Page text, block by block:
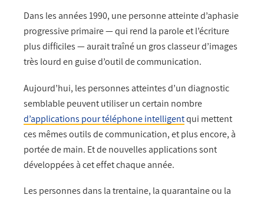
Dans les années 1990, une personne atteinte d’aphasie
progressive primaire — qui rend la parole et l’écriture
plus difficiles — aurait traîné un gros classeur d’images
très lourd en guise d’outil de communication.
Aujourd’hui, les personnes atteintes d’un diagnostic
semblable peuvent utiliser un certain nombre
d’applications pour téléphone intelligentqui mettent
ces mêmes outils de communication, et plus encore, à
portée de main. Et de nouvelles applications sont
développées à cet effet chaque année.
Les personnes dans la trentaine, la quarantaine ou la